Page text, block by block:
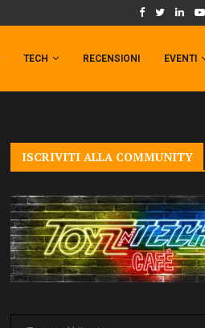
IL TRAILER DI
TECH RECENSIONI EVENTI
ISCRIVITI ALLA COMMUNITY